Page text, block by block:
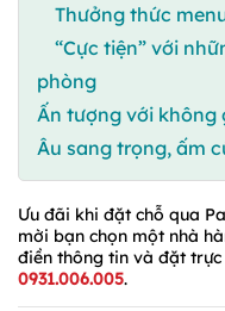
Thưởng thức
“Cực tiện” với
phòng
Ấn tượng với không
Âu sang trọng, ấm
Ưu đãi khi đặt chỗ qua
mời bạn chọn một nhà
điền thông tin và đặt
0931.006.005.